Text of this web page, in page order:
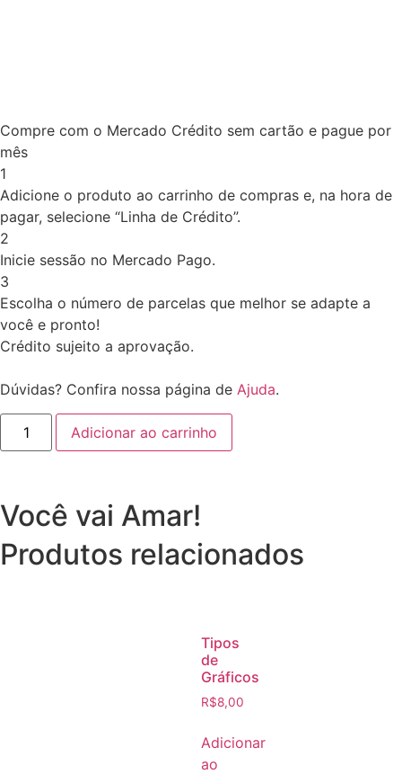
Compre com o Mercado Crédito sem cartão e pague por
mês
1
Adicione o produto ao carrinho de compras e, na hora de
pagar, selecione “Linha de Crédito”.
2
Inicie sessão no Mercado Pago.
3
Escolha o número de parcelas que melhor se adapte a
você e pronto!
Crédito sujeito a aprovação.
Dúvidas? Confira nossa página de Ajuda.
Adicionar ao carrinho
Você vai Amar!
Produtos relacionados
Tipos
de
Gráficos
R$8,00
Adicionar
ao